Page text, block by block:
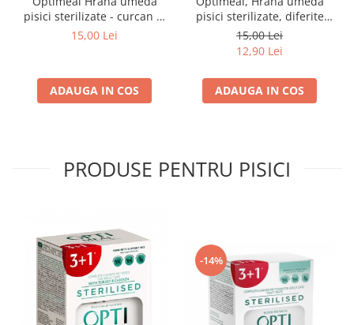
pisici sterilizate - curcan si
pui in sos, set 3+1,
15,00 Lei
ADAUGA IN COS
pisici sterilizate, diferite
arome, (3+1), 0.34kg
15,00 Lei
12,90 Lei
ADAUGA IN COS
PRODUSE PENTRU PISICI
-14%